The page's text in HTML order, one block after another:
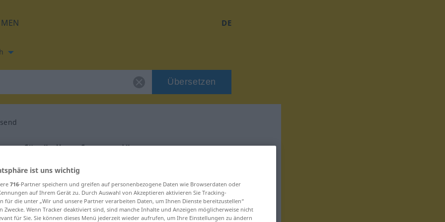
DE
Übersetzen
für "allumfassend"
ist uns wichtig
716-Partner speichern und greifen auf personenbezogene Daten wie Browserdaten oder
auf Ihrem Gerät zu. Durch Auswahl von Akzeptieren aktivieren Sie Tracking-
für die unter „Wir und unsere Partner verarbeiten Daten, um Ihnen Dienste bereitzustellen“
Zwecke. Wenn Tracker deaktiviert sind, sind manche Inhalte und Anzeigen möglicherweise nicht
für Sie. Sie können dieses Menü jederzeit wieder aufrufen, um Ihre Einstellungen zu ändern